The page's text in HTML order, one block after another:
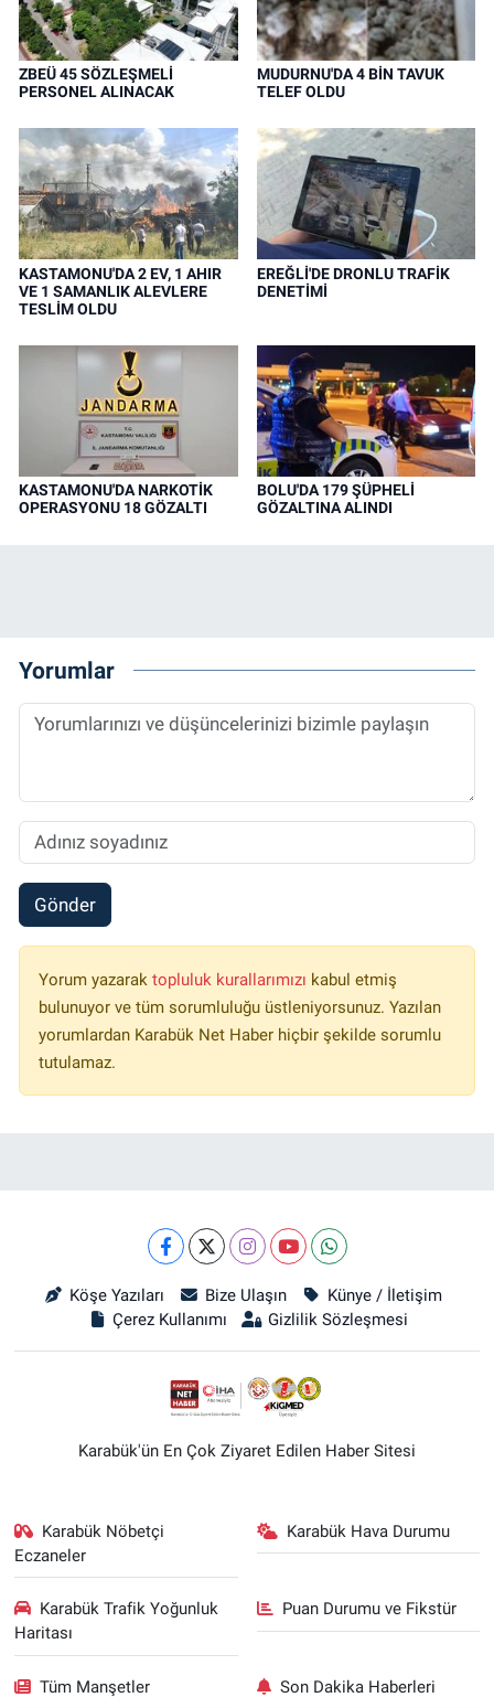
ZBEÜ 45 SÖZLEŞMELİ
PERSONEL ALINACAK
MUDURNU'DA 4 BİN TAVUK
TELEF OLDU
KASTAMONU'DA 2 EV, 1 AHIR
VE 1 SAMANLIK ALEVLERE
TESLİM OLDU
EREĞLİ'DE DRONLU TRAFİK
DENETİMİ
KASTAMONU'DA NARKOTİK
OPERASYONU 18 GÖZALTI
BOLU'DA 179 ŞÜPHELİ
GÖZALTINA ALINDI
Yorumlar
Gönder
Yorum yazarak topluluk kurallarımızı kabul etmiş
bulunuyor ve tüm sorumluluğu üstleniyorsunuz. Yazılan
yorumlardan Karabük Net Haber hiçbir şekilde sorumlu
tutulamaz.
Köşe Yazıları Bize Ulaşın
Künye / İletişim
Çerez Kullanımı
Gizlilik Sözleşmesi
Karabük'ün En Çok Ziyaret Edilen Haber Sitesi
Karabük Nöbetçi
Eczaneler
Karabük Hava Durumu
Karabük Trafik Yoğunluk
Haritası
Puan Durumu ve Fikstür
Tüm Manşetler Son Dakika Haberleri